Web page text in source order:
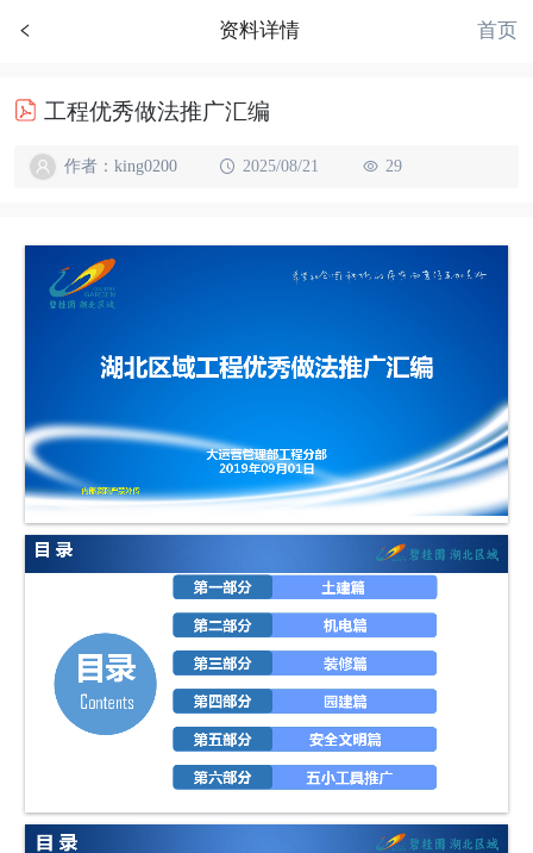
资料详情 首页
工程优秀做法推广汇编
作者：king0200 2025/08/21 29